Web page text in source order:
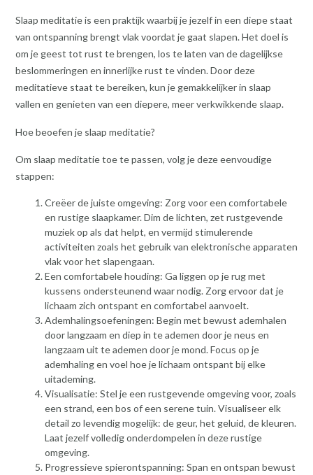
Slaap meditatie is een praktijk waarbij je jezelf in een diepe staat
van ontspanning brengt vlak voordat je gaat slapen. Het doel is
om je geest tot rust te brengen, los te laten van de dagelijkse
beslommeringen en innerlijke rust te vinden. Door deze
meditatieve staat te bereiken, kun je gemakkelijker in slaap
vallen en genieten van een diepere, meer verkwikkende slaap.
Hoe beoefen je slaap meditatie?
Om slaap meditatie toe te passen, volg je deze eenvoudige
stappen:
Creëer de juiste omgeving: Zorg voor een comfortabele
en rustige slaapkamer. Dim de lichten, zet rustgevende
muziek op als dat helpt, en vermijd stimulerende
activiteiten zoals het gebruik van elektronische apparaten
vlak voor het slapengaan.
Een comfortabele houding: Ga liggen op je rug met
kussens ondersteunend waar nodig. Zorg ervoor dat je
lichaam zich ontspant en comfortabel aanvoelt.
Ademhalingsoefeningen: Begin met bewust ademhalen
door langzaam en diep in te ademen door je neus en
langzaam uit te ademen door je mond. Focus op je
ademhaling en voel hoe je lichaam ontspant bij elke
uitademing.
Visualisatie: Stel je een rustgevende omgeving voor, zoals
een strand, een bos of een serene tuin. Visualiseer elk
detail zo levendig mogelijk: de geur, het geluid, de kleuren.
Laat jezelf volledig onderdompelen in deze rustige
omgeving.
Progressieve spierontspanning: Span en ontspan bewust